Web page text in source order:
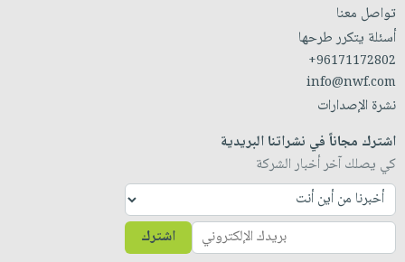
تواصل معنا
أسئلة يتكرر طرحها
+96171172802
info@nwf.com
نشرة الإصدارات
اشترك مجاناً في نشراتنا البريدية
كي يصلك آخر أخبار الشركة
اشترك